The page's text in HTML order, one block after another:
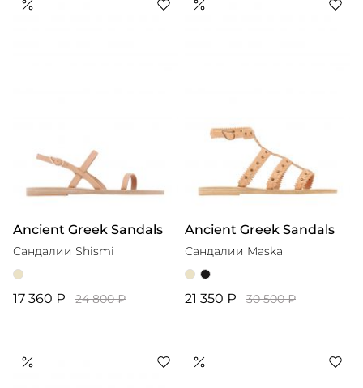
Ancient Greek Sandals
Сандалии Shismi
17 360 ₽ 24 800 ₽
Ancient Greek Sandals
Сандалии Maska
21 350 ₽ 30 500 ₽